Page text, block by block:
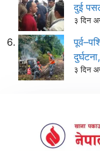
दुई
३ दिन
३ दिन